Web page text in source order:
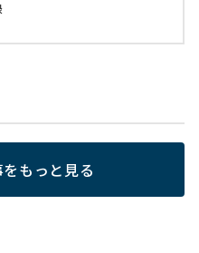
もっと見る